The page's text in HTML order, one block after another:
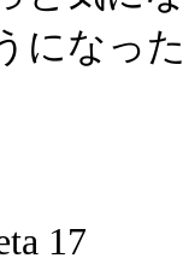
になっ
17